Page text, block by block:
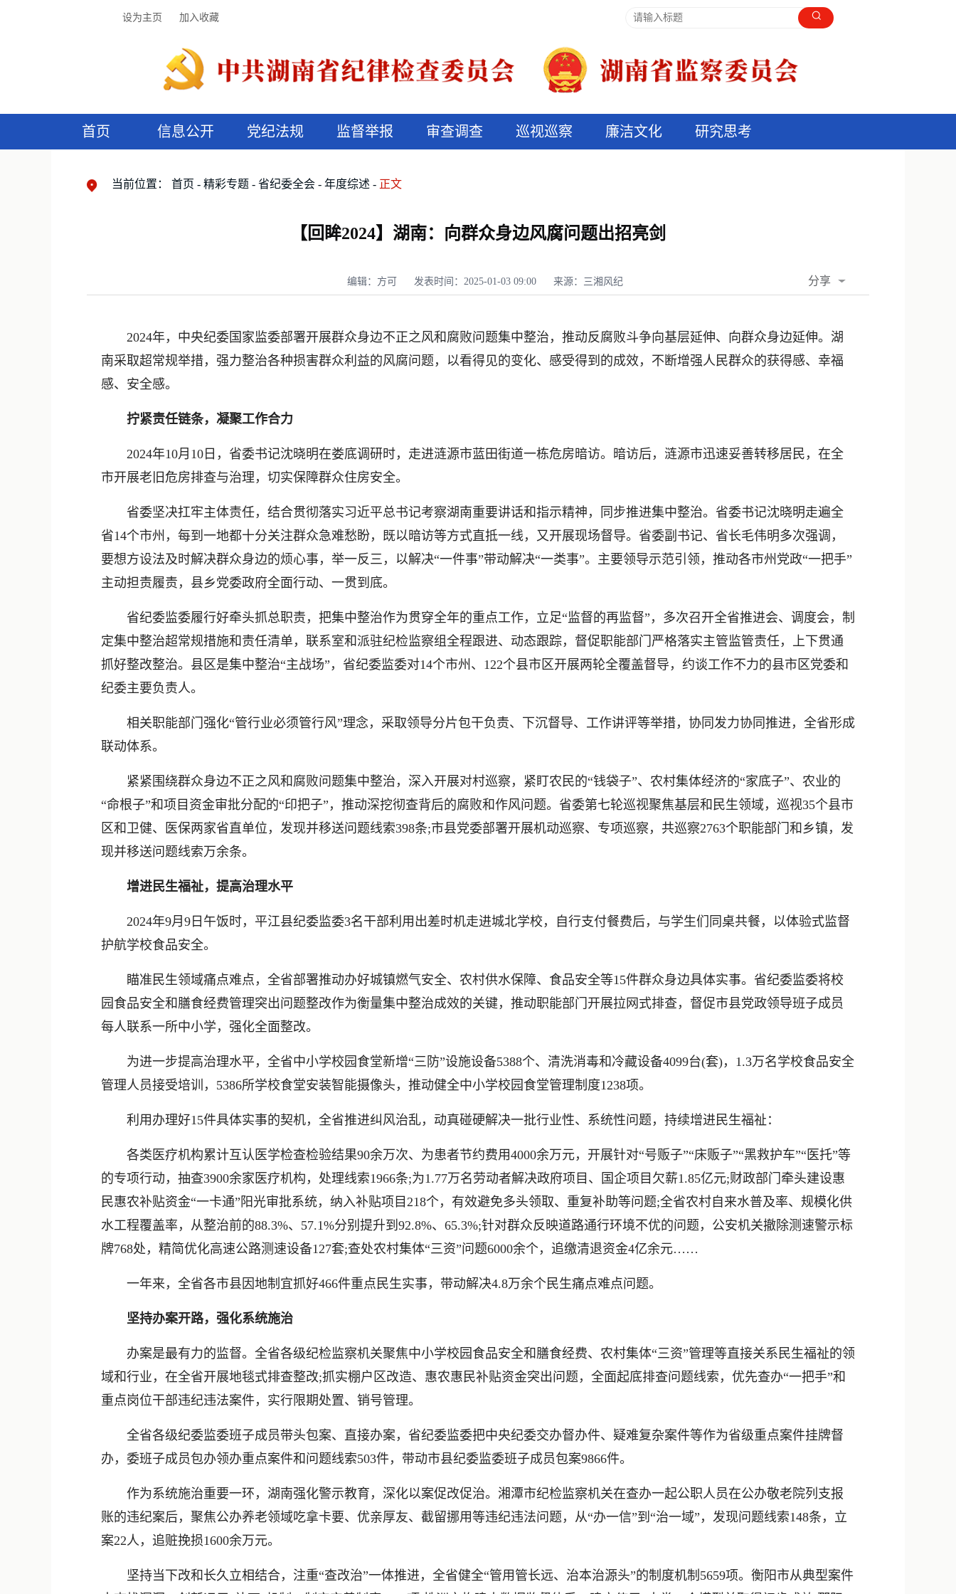
设为主页 加入收藏
首页 信息公开 党纪法规 监督举报 审查调查 巡视巡察 廉洁文化 研究思考
当前位置： 首页 精彩专题 省纪委全会 年度综述 正文
【回眸2024】湖南：向群众身边风腐问题出招亮剑
编辑：方可 发表时间：2025-01-03 09:00 来源：三湘风纪 分享
新浪微博
QQ
2024年，中央纪委国家监委部署开展群众身边不正之风和腐败问题集中整治，推动反腐败斗争向基层延伸、向群众身边延伸。湖
南采取超常规举措，强力整治各种损害群众利益的风腐问题，以看得见的变化、感受得到的成效，不断增强人民群众的获得感、幸福
感、安全感。
拧紧责任链条，凝聚工作合力
2024年10月10日，省委书记沈晓明在娄底调研时，走进涟源市蓝田街道一栋危房暗访。暗访后，涟源市迅速妥善转移居民，在全
市开展老旧危房排查与治理，切实保障群众住房安全。
省委坚决扛牢主体责任，结合贯彻落实习近平总书记考察湖南重要讲话和指示精神，同步推进集中整治。省委书记沈晓明走遍全
省14个市州，每到一地都十分关注群众急难愁盼，既以暗访等方式直抵一线，又开展现场督导。省委副书记、省长毛伟明多次强调，
要想方设法及时解决群众身边的烦心事，举一反三，以解决“一件事”带动解决“一类事”。主要领导示范引领，推动各市州党政“一把手”
主动担责履责，县乡党委政府全面行动、一贯到底。
省纪委监委履行好牵头抓总职责，把集中整治作为贯穿全年的重点工作，立足“监督的再监督”，多次召开全省推进会、调度会，制
定集中整治超常规措施和责任清单，联系室和派驻纪检监察组全程跟进、动态跟踪，督促职能部门严格落实主管监管责任，上下贯通
抓好整改整治。县区是集中整治“主战场”，省纪委监委对14个市州、122个县市区开展两轮全覆盖督导，约谈工作不力的县市区党委和
纪委主要负责人。
相关职能部门强化“管行业必须管行风”理念，采取领导分片包干负责、下沉督导、工作讲评等举措，协同发力协同推进，全省形成
联动体系。
紧紧围绕群众身边不正之风和腐败问题集中整治，深入开展对村巡察，紧盯农民的“钱袋子”、农村集体经济的“家底子”、农业的
“命根子”和项目资金审批分配的“印把子”，推动深挖彻查背后的腐败和作风问题。省委第七轮巡视聚焦基层和民生领域，巡视35个县市
区和卫健、医保两家省直单位，发现并移送问题线索398条;市县党委部署开展机动巡察、专项巡察，共巡察2763个职能部门和乡镇，发
现并移送问题线索万余条。
增进民生福祉，提高治理水平
2024年9月9日午饭时，平江县纪委监委3名干部利用出差时机走进城北学校，自行支付餐费后，与学生们同桌共餐，以体验式监督
护航学校食品安全。
瞄准民生领域痛点难点，全省部署推动办好城镇燃气安全、农村供水保障、食品安全等15件群众身边具体实事。省纪委监委将校
园食品安全和膳食经费管理突出问题整改作为衡量集中整治成效的关键，推动职能部门开展拉网式排查，督促市县党政领导班子成员
每人联系一所中小学，强化全面整改。
为进一步提高治理水平，全省中小学校园食堂新增“三防”设施设备5388个、清洗消毒和冷藏设备4099台(套)，1.3万名学校食品安全
管理人员接受培训，5386所学校食堂安装智能摄像头，推动健全中小学校园食堂管理制度1238项。
利用办理好15件具体实事的契机，全省推进纠风治乱，动真碰硬解决一批行业性、系统性问题，持续增进民生福祉：
各类医疗机构累计互认医学检查检验结果90余万次、为患者节约费用4000余万元，开展针对“号贩子”“床贩子”“黑救护车”“医托”等
的专项行动，抽查3900余家医疗机构，处理线索1966条;为1.77万名劳动者解决政府项目、国企项目欠薪1.85亿元;财政部门牵头建设惠
民惠农补贴资金“一卡通”阳光审批系统，纳入补贴项目218个，有效避免多头领取、重复补助等问题;全省农村自来水普及率、规模化供
水工程覆盖率，从整治前的88.3%、57.1%分别提升到92.8%、65.3%;针对群众反映道路通行环境不优的问题，公安机关撤除测速警示标
牌768处，精简优化高速公路测速设备127套;查处农村集体“三资”问题6000余个，追缴清退资金4亿余元……
一年来，全省各市县因地制宜抓好466件重点民生实事，带动解决4.8万余个民生痛点难点问题。
坚持办案开路，强化系统施治
办案是最有力的监督。全省各级纪检监察机关聚焦中小学校园食品安全和膳食经费、农村集体“三资”管理等直接关系民生福祉的领
域和行业，在全省开展地毯式排查整改;抓实棚户区改造、惠农惠民补贴资金突出问题，全面起底排查问题线索，优先查办“一把手”和
重点岗位干部违纪违法案件，实行限期处置、销号管理。
全省各级纪委监委班子成员带头包案、直接办案，省纪委监委把中央纪委交办督办件、疑难复杂案件等作为省级重点案件挂牌督
办，委班子成员包办领办重点案件和问题线索503件，带动市县纪委监委班子成员包案9866件。
作为系统施治重要一环，湖南强化警示教育，深化以案促改促治。湘潭市纪检监察机关在查办一起公职人员在公办敬老院列支报
账的违纪案后，聚焦公办养老领域吃拿卡要、优亲厚友、截留挪用等违纪违法问题，从“办一信”到“治一域”，发现问题线索148条，立
案22人，追赃挽损1600余万元。
坚持当下改和长久立相结合，注重“查改治”一体推进，全省健全“管用管长远、治本治源头”的制度机制5659项。衡阳市从典型案件